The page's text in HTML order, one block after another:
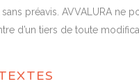
préavis. AVVALURA ne
d’un tiers de toute